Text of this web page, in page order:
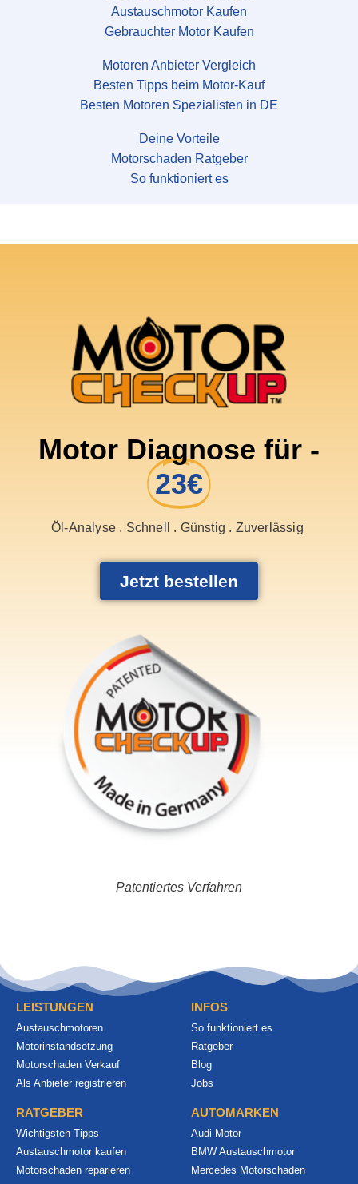
Austauschmotor Kaufen
Gebrauchter Motor Kaufen
Motoren Anbieter Vergleich
Besten Tipps beim Motor-Kauf
Besten Motoren Spezialisten in DE
Deine Vorteile
Motorschaden Ratgeber
So funktioniert es
Motor Diagnose für -
23€
Öl-Analyse . Schnell . Günstig . Zuverlässig
Jetzt bestellen
Patentiertes Verfahren
LEISTUNGEN
Austauschmotoren
Motorinstandsetzung
Motorschaden Verkauf
Als Anbieter registrieren
INFOS
So funktioniert es
Ratgeber
Blog
Jobs
RATGEBER
Wichtigsten Tipps
Austauschmotor kaufen
Motorschaden reparieren
AUTOMARKEN
Audi Motor
BMW Austauschmotor
Mercedes Motorschaden